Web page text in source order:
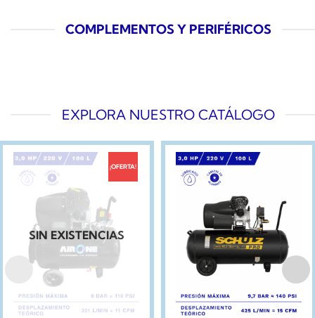
COMPLEMENTOS Y PERIFÉRICOS
EXPLORA NUESTRO CATÁLOGO
¡OFERTA!
SIN EXISTENCIAS